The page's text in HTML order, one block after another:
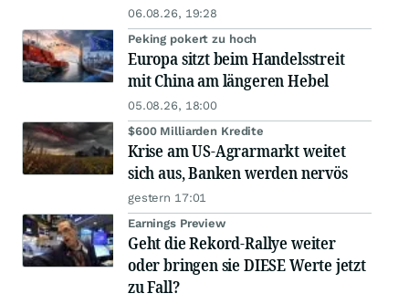
06.08.26, 19:28
Peking pokert zu hoch
Europa sitzt beim Handelsstreit
mit China am längeren Hebel
05.08.26, 18:00
$600 Milliarden Kredite
Krise am US-Agrarmarkt weitet
sich aus, Banken werden nervös
gestern 17:01
Earnings Preview
Geht die Rekord-Rallye weiter
oder bringen sie DIESE Werte jetzt
zu Fall?